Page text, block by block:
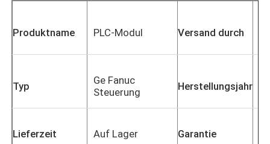
Produktname PLC-Modul Versand durch
Typ
Ge Fanuc
Steuerung
Herstellungsjahr
Lieferzeit Auf Lager Garantie